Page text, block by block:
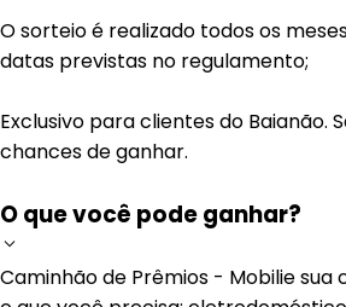
O sorteio é realizado todos os
datas previstas no regulamento;
Exclusivo para clientes do Baianão.
chances de ganhar.
O que você pode ganhar?
Caminhão de Prêmios - Mobilie sua